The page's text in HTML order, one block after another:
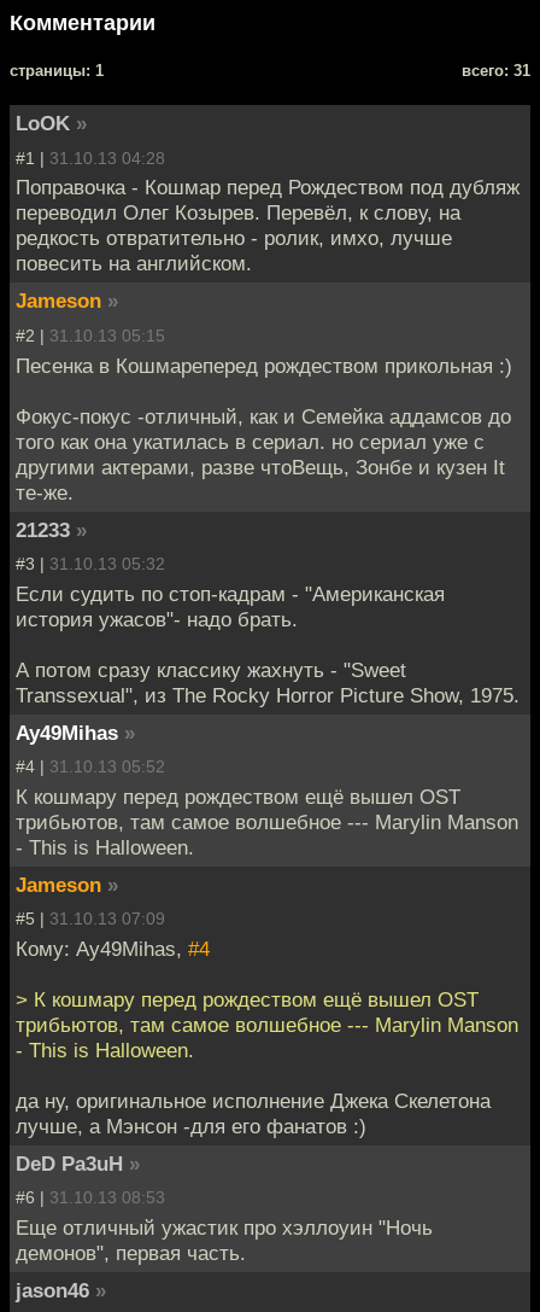
Комментарии
cтраницы: 1 всего: 31
LoOK »
#1 | 31.10.13 04:28
Поправочка - Кошмар перед Рождеством под дубляж
переводил Олег Козырев. Перевёл, к слову, на
редкость отвратительно - ролик, имхо, лучше
повесить на английском.
Jameson »
#2 | 31.10.13 05:15
Песенка в Кошмареперед рождеством прикольная :)
Фокус-покус -отличный, как и Семейка аддамсов до
того как она укатилась в сериал. но сериал уже с
другими актерами, разве чтоВещь, Зонбе и кузен It
те-же.
21233 »
#3 | 31.10.13 05:32
Если судить по стоп-кадрам - "Американская
история ужасов"- надо брать.
А потом сразу классику жахнуть - "Sweet
Transsexual", из The Rocky Horror Picture Show, 1975.
Ay49Mihas »
#4 | 31.10.13 05:52
К кошмару перед рождеством ещё вышел OST
трибьютов, там самое волшебное --- Marylin Manson
- This is Halloween.
Jameson »
#5 | 31.10.13 07:09
Кому: Ay49Mihas, #4
> К кошмару перед рождеством ещё вышел OST
трибьютов, там самое волшебное --- Marylin Manson
- This is Halloween.
да ну, оригинальное исполнение Джека Скелетона
лучше, а Мэнсон -для его фанатов :)
DeD Pa3uH »
#6 | 31.10.13 08:53
Еще отличный ужастик про хэллоуин "Ночь
демонов", первая часть.
jason46 »